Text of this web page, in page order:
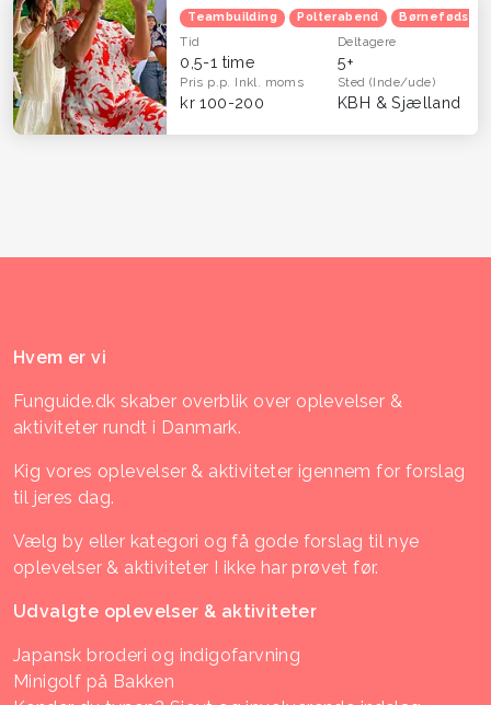
Teambuilding Polterabend
Tid
0,5-1 time
Deltagere
5+
Pris p.p. Inkl. moms
kr 100-200
Sted(Inde/ude)
KBH & Sjælland
Hvem er vi
Funguide.dk skaber overblik over oplevelser &
aktiviteter rundt i Danmark.
Kig vores oplevelser & aktiviteter igennem for forslag
til jeres dag.
Vælg by eller kategori og få gode forslag til nye
oplevelser & aktiviteter I ikke har prøvet før.
Udvalgte oplevelser & aktiviteter
Japansk broderi og indigofarvning
Minigolf på Bakken